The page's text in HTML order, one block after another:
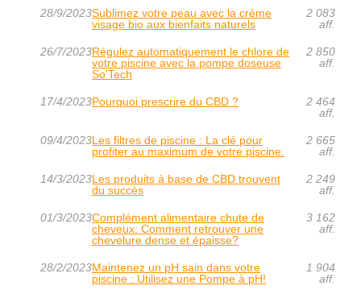
28/9/2023Sublimez votre peau avec la crème
visage bio aux bienfaits naturels
2 083
aff.
26/7/2023Régulez automatiquement le chlore de
votre piscine avec la pompe doseuse
So'Tech
2 850
aff.
17/4/2023Pourquoi prescrire du CBD ?
2 464
aff.
09/4/2023Les filtres de piscine : La clé pour
profiter au maximum de votre piscine.
2 665
aff.
14/3/2023Les produits à base de CBD trouvent
du succès
2 249
aff.
01/3/2023Complément alimentaire chute de
cheveux: Comment retrouver une
chevelure dense et épaisse?
3 162
aff.
28/2/2023Maintenez un pH sain dans votre
piscine : Utilisez une Pompe à pH!
1 904
aff.